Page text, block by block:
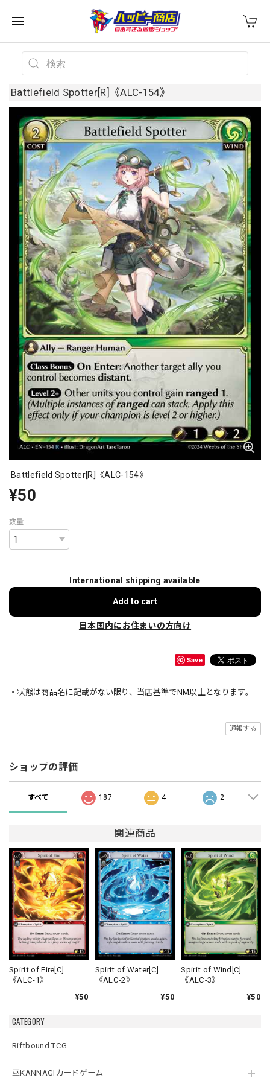
CATEGORY
Riftbound TCG
巫KANNAGIカードゲーム
Battlefield Spotter[R]《ALC-154》
Battlefield Spotter[R]《ALC-154》
¥50
数量
International shipping available
Add to cart
日本国内にお住まいの方向け
Save
・状態は商品名に記載がない限り、当店基準でNM以上となります。
通報する
ショップの評価
すべて 187 4 2
関連商品
Spirit of Fire[C]
《ALC-1》
¥50
Spirit of Water[C]
《ALC-2》
¥50
Spirit of Wind[C]
《ALC-3》
¥50